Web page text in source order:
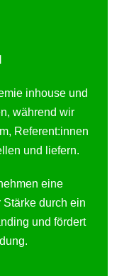
inhouse und
während wir
Referent:innen
und liefern.
eine
durch ein
und fördert